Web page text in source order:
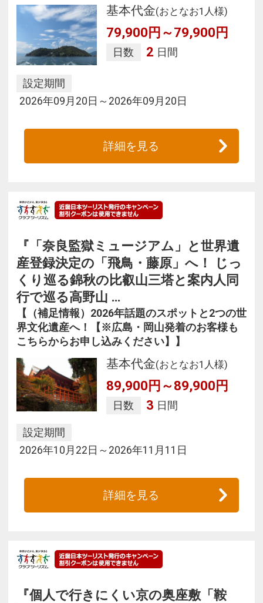
基本代金(おとなお1人様)
79,900円～79,900円
日数 2 日間
設定期間
2026年09月20日～2026年09月20日
詳細を見る
『「奈良監獄ミュージアム」と世界遺
産登録決定の「飛鳥・藤原」へ！ じっ
くり巡る錦秋の比叡山三塔と案内人同
行で巡る高野山 …
【（補足情報）2026年話題のスポットと2つの世
界文化遺産へ！【※広島・岡山発着のお客様も
こちらからお申し込みください】】
基本代金(おとなお1人様)
89,900円～89,900円
日数 3 日間
設定期間
2026年10月22日～2026年11月11日
詳細を見る
『個人で行きにくい京の奥座敷「鞍